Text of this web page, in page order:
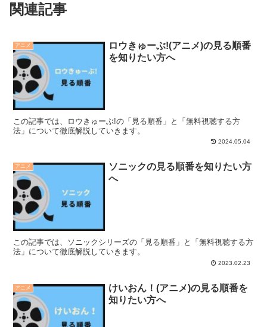
関連記事
アニメ
ロウきゅーぶ!(アニメ)の見る順番
を知りたい方へ
この記事では、ロウきゅーぶ!の「見る順番」と「無料視聴する方
法」について徹底解説していきます。
2024.05.04
アニメ
ソニックの見る順番を知りたい方
へ
この記事では、ソニックシリーズの「見る順番」と「無料視聴する方
法」について徹底解説していきます。
2023.02.23
アニメ
けいおん！(アニメ)の見る順番を
知りたい方へ